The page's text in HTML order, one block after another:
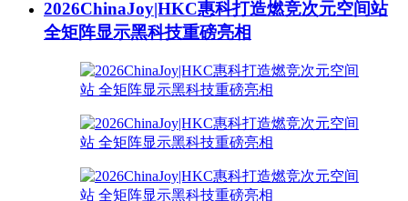
2026ChinaJoy|HKC惠科打造燃竞次元空间站
全矩阵显示黑科技重磅亮相